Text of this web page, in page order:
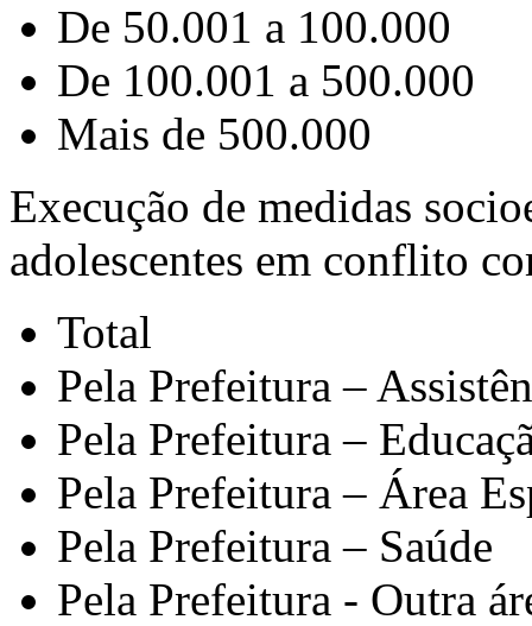
De 50.001 a 100.000
De 100.001 a 500.000
Mais de 500.000
Execução de medidas
adolescentes em conflito
Total
Pela Prefeitura –
Pela Prefeitura –
Pela Prefeitura – Área
Pela Prefeitura – Saúde
Pela Prefeitura - Outra